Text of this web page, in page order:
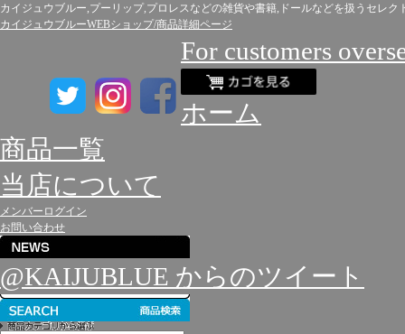
カイジュウブルー,プーリップ,プロレスなどの雑貨や書籍,ドールなどを扱うセレク
カイジュウブルーWEBショップ/商品詳細ページ
For customers
ホーム
商品一覧
当店について
メンバーログイン
お問い合わせ
@KAIJUBLUE からのツイート